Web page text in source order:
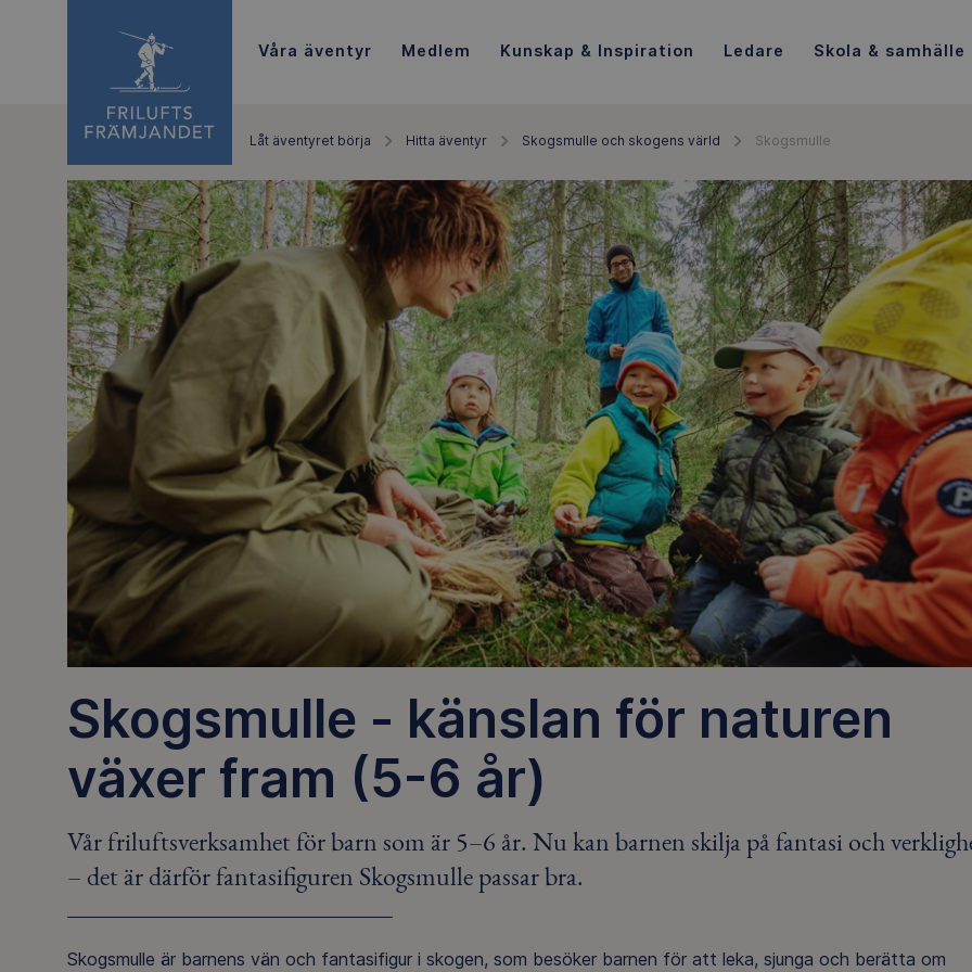
Våra äventyr Medlem Kunskap & Inspiration Ledare Skola & samhälle
Låt äventyret börja Hitta äventyr Skogsmulle och skogens värld Skogsmulle
Skogsmulle - känslan för naturen
växer fram (5-6 år)
Vår friluftsverksamhet för barn som är 5–6 år. Nu kan barnen skilja på fantasi och
– det är därför fantasifiguren Skogsmulle passar bra.
Skogsmulle är barnens vän och fantasifigur i skogen, som besöker barnen för att leka, sjunga och berätta om